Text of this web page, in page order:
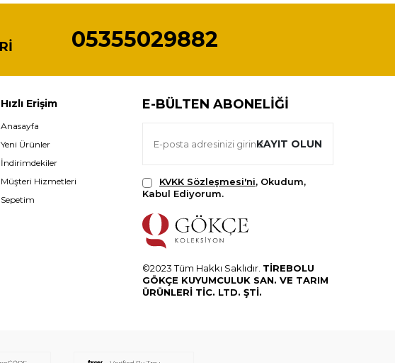
05355029882
Hızlı Erişim
Anasayfa
Yeni Ürünler
İndirimdekiler
Müşteri Hizmetleri
Sepetim
E-BÜLTEN ABONELIĞI
KAYIT OLUN
KVKK Sözleşmesi'ni, Okudum,
Kabul Ediyorum.
©2023 Tüm Hakkı Saklıdır. TİREBOLU
GÖKÇE KUYUMCULUK SAN. VE TARIM
ÜRÜNLERİ TİC. LTD. ŞTİ.